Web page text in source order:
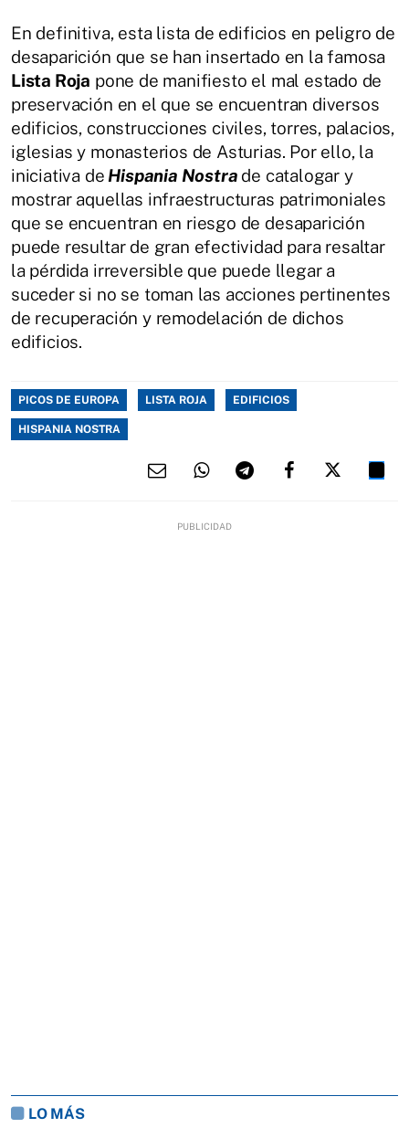
En definitiva, esta lista de edificios en peligro de
desaparición que se han insertado en la famosa
Lista Roja pone de manifiesto el mal estado de
preservación en el que se encuentran diversos
edificios, construcciones civiles, torres, palacios,
iglesias y monasterios de Asturias. Por ello, la
iniciativa de Hispania Nostra de catalogar y
mostrar aquellas infraestructuras patrimoniales
que se encuentran en riesgo de desaparición
puede resultar de gran efectividad para resaltar
la pérdida irreversible que puede llegar a
suceder si no se toman las acciones pertinentes
de recuperación y remodelación de dichos
edificios.
PICOS DE EUROPA LISTA ROJA EDIFICIOS
HISPANIA NOSTRA
LO MÁS